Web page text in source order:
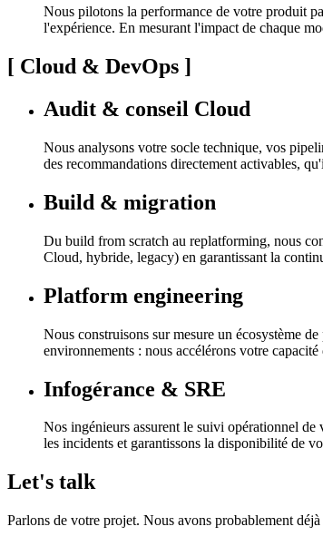
Nous pilotons la performance de votre produit
l'expérience. En mesurant l'impact de chaque
[ Cloud & DevOps ]
Audit & conseil Cloud
Nous analysons votre socle technique, vos
des recommandations directement activables,
Build & migration
Du build from scratch au replatforming, nous
Cloud, hybride, legacy) en garantissant la
Platform engineering
Nous construisons sur mesure un écosystème
environnements : nous accélérons votre
Infogérance & SRE
Nos ingénieurs assurent le suivi opérationnel
les incidents et garantissons la disponibilité de
Let's talk
Parlons de votre projet. Nous avons probablement